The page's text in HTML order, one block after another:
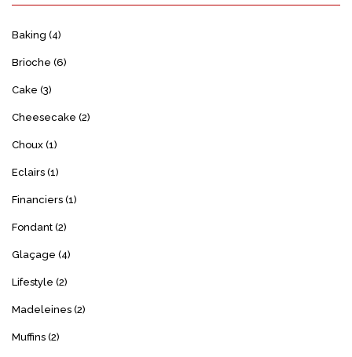
Baking (4)
Brioche (6)
Cake (3)
Cheesecake (2)
Choux (1)
Eclairs (1)
Financiers (1)
Fondant (2)
Glaçage (4)
Lifestyle (2)
Madeleines (2)
Muffins (2)